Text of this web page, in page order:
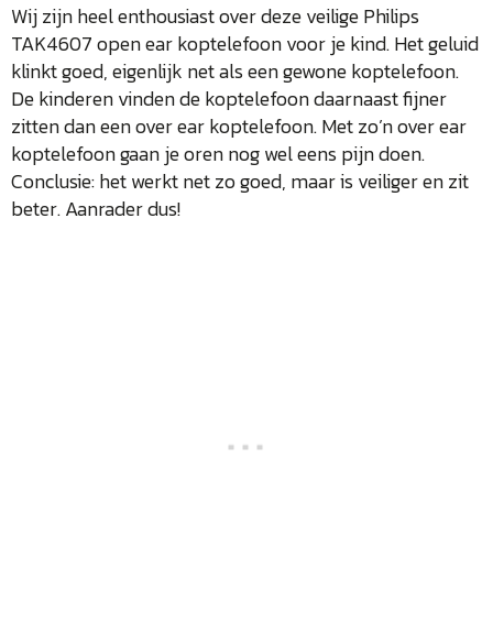
Wij zijn heel enthousiast over deze veilige Philips
TAK4607 open ear koptelefoon voor je kind. Het geluid
klinkt goed, eigenlijk net als een gewone koptelefoon.
De kinderen vinden de koptelefoon daarnaast fijner
zitten dan een over ear koptelefoon. Met zo’n over ear
koptelefoon gaan je oren nog wel eens pijn doen.
Conclusie: het werkt net zo goed, maar is veiliger en zit
beter. Aanrader dus!